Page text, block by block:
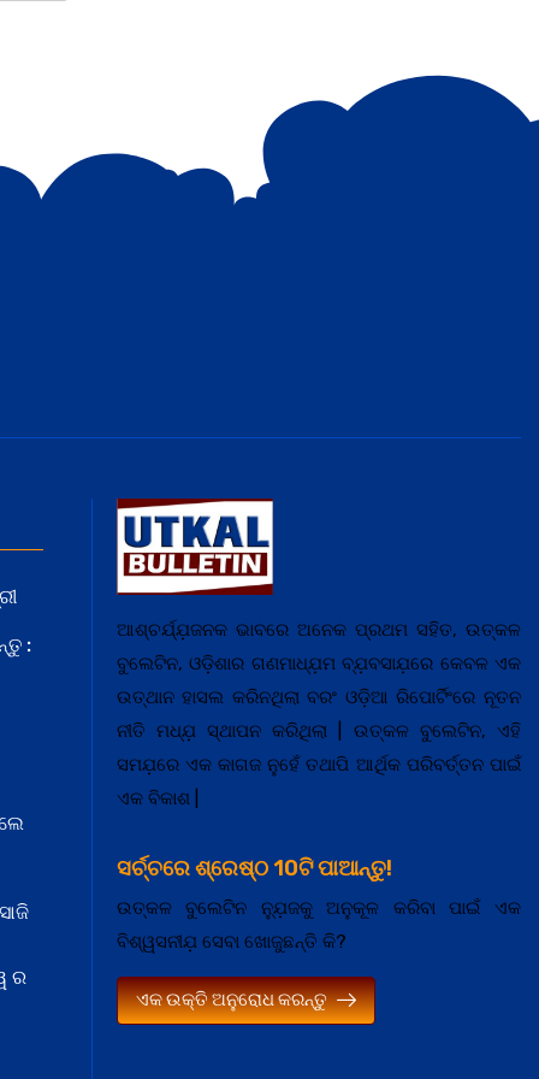
:
ର
ଆଶ୍ଚର୍ଯ୍ଯ଼ଜନକ ଭାବରେ ଅନେକ ପ୍ରଥମ ସହିତ, ଉତ୍କଳ
ବୁଲେଟିନ, ଓଡ଼ିଶାର ଗଣମାଧ୍ଯ଼ମ ବ୍ଯ଼ବସାଯ଼ରେ କେବଳ ଏକ
ଉତ୍ଥାନ ହାସଲ କରିନଥିଲା ବରଂ ଓଡ଼ିଆ ରିପୋର୍ଟିଂରେ ନୂତନ
ନୀତି ମଧ୍ଯ଼ ସ୍ଥାପନ କରିଥିଲା | ଉତ୍କଳ ବୁଲେଟିନ, ଏହି
ସମଯ଼ରେ ଏକ କାଗଜ ନୁହେଁ ତଥାପି ଆର୍ଥିକ ପରିବର୍ତ୍ତନ ପାଇଁ
ଏକ ବିକାଶ |
ସର୍ଚ୍ଚରେ ଶ୍ରେଷ୍ଠ 10ଟି ପାଆନ୍ତୁ!
ଉତ୍କଳ ବୁଲେଟିନ ନ୍ଯ଼ୁଜକୁ ଅନୁକୂଳ କରିବା ପାଇଁ ଏକ
ବିଶ୍ୱସନୀଯ଼ ସେବା ଖୋଜୁଛନ୍ତି କି?
ଏକ ଉକ୍ତି ଅନୁରୋଧ କରନ୍ତୁ